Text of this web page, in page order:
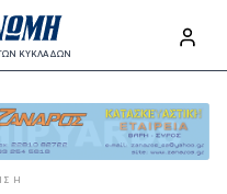
ΚΥΚΛΑΔΩΝ